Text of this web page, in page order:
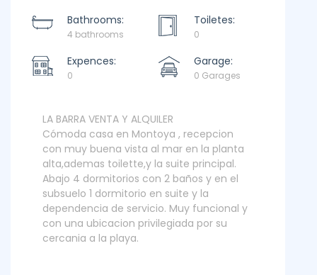
Bathrooms:
4 bathrooms
Toiletes:
0
Expences:
0
Garage:
0 Garages
LA BARRA VENTA Y ALQUILER
Cómoda casa en Montoya , recepcion
con muy buena vista al mar en la planta
alta,ademas toilette,y la suite principal.
Abajo 4 dormitorios con 2 baños y en el
subsuelo 1 dormitorio en suite y la
dependencia de servicio. Muy funcional y
con una ubicacion privilegiada por su
cercania a la playa.